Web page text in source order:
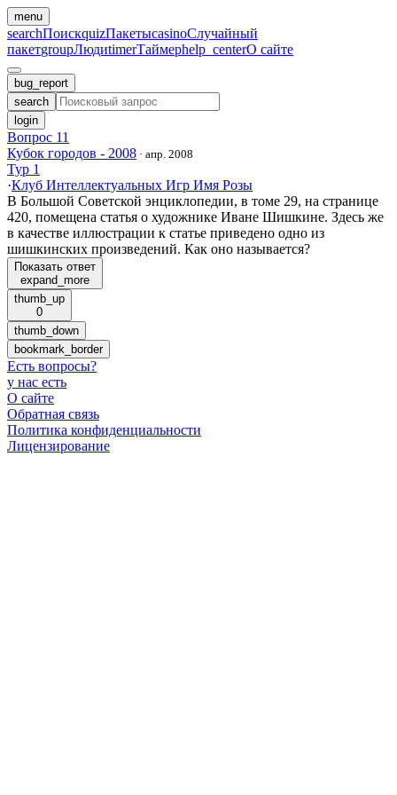
menu
searchПоискquizПакетыcasinoСлучайный
пакетgroupЛюдиtimerТаймерhelp_centerО сайте
bug_report
search
login
Вопрос 11
Кубок городов - 2008 · апр. 2008
Тур 1
·Клуб Интеллектуальных Игр Имя Розы
В Большой Советской энциклопедии, в томе 29, на странице
420, помещена статья о художнике Иване Шишкине. Здесь же
в качестве иллюстрации к статье приведено одно из
шишкинских произведений. Как оно называется?
Показать ответ
expand_more
thumb_up
0
thumb_down
bookmark_border
Есть вопросы?
у нас есть
О сайте
Обратная связь
Политика конфиденциальности
Лицензирование